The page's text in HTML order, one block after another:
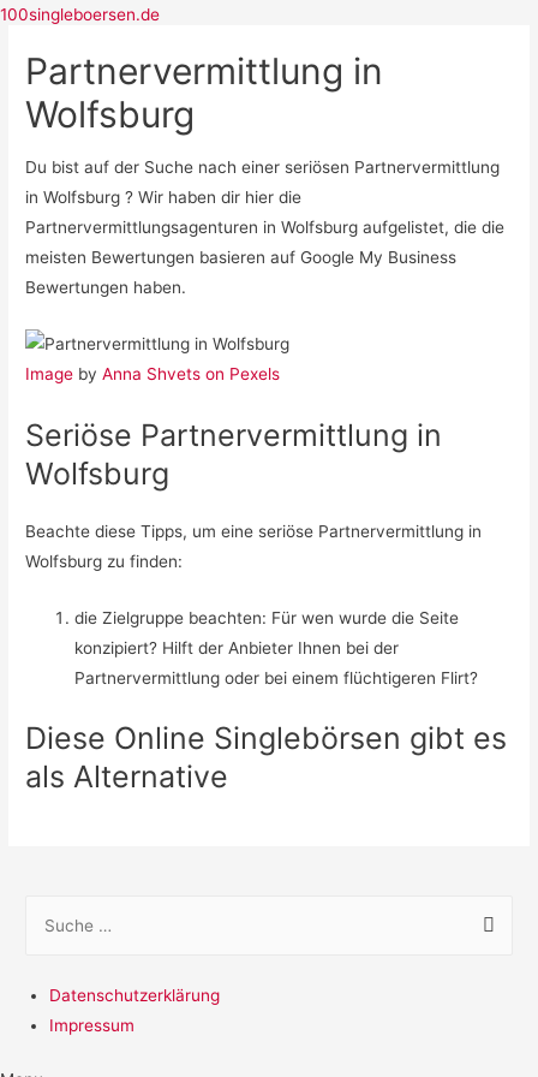
100singleboersen.de
Singlebörsen
Bildkontakte
Dating Cafe
neu.de
Partnervermittlung
Parship
ElitePartner
Partner.de
Casual Dating
Partnervermittlung in
Wolfsburg
Du bist auf der Suche nach einer seriösen Partnervermittlung
in Wolfsburg ? Wir haben dir hier die
Partnervermittlungsagenturen in Wolfsburg aufgelistet, die die
meisten Bewertungen basieren auf Google My Business
Bewertungen haben.
Image byAnna Shvets on Pexels
Seriöse Partnervermittlung in
Wolfsburg
Beachte diese Tipps, um eine seriöse Partnervermittlung in
Wolfsburg zu finden:
die Zielgruppe beachten: Für wen wurde die Seite
konzipiert? Hilft der Anbieter Ihnen bei der
Partnervermittlung oder bei einem flüchtigeren Flirt?
Diese Online Singlebörsen gibt es
als Alternative
n
Datenschutzerklärung
Impressum